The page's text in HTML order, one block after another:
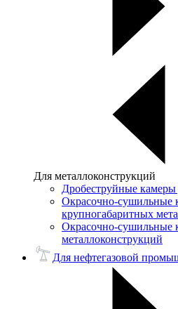
Для металлоконструкций
Дробеструйные камеры
Окрасочно-сушильные
крупногабаритных
Окрасочно-сушильные
металлоконструкций
Для нефтегазовой